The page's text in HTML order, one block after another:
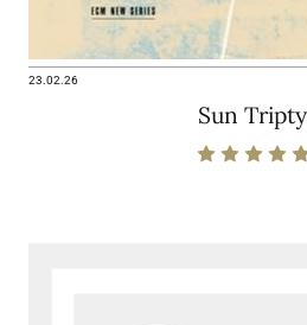
23.02.26
Sun